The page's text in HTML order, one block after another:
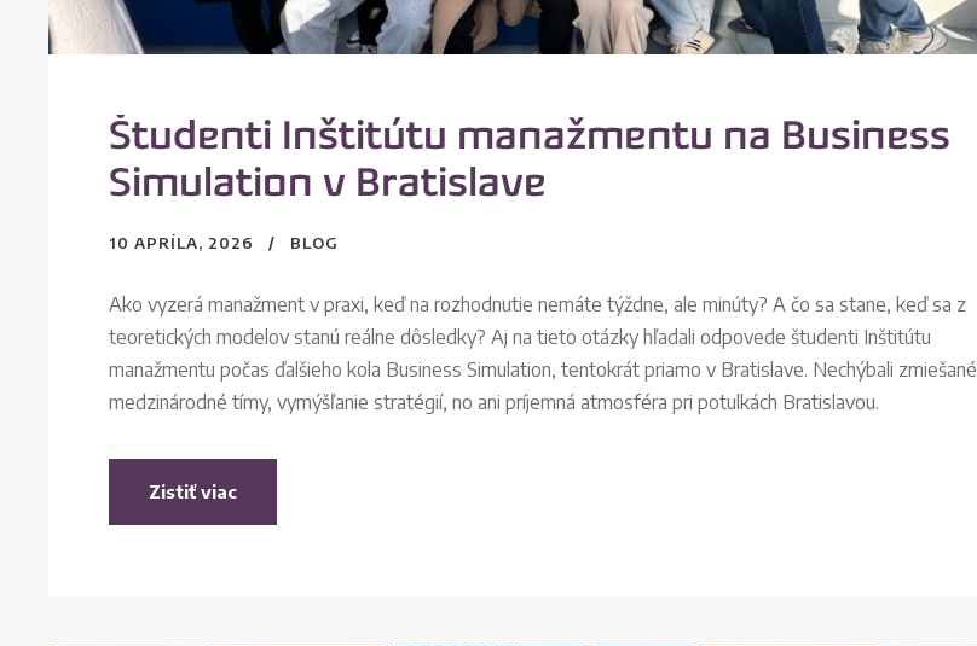
Študenti Inštitútu manažmentu na Business
Simulation v Bratislave
10 APRÍLA, 2026 BLOG
Ako vyzerá manažment v praxi, keď na rozhodnutie nemáte týždne, ale minúty? A čo sa stane, keď sa z
teoretických modelov stanú reálne dôsledky? Aj na tieto otázky hľadali odpovede študenti Inštitútu
manažmentu počas ďalšieho kola Business Simulation, tentokrát priamo v Bratislave. Nechýbali zmiešané
medzinárodné tímy, vymýšľanie stratégií, no ani príjemná atmosféra pri potulkách Bratislavou.
Zistiť viac